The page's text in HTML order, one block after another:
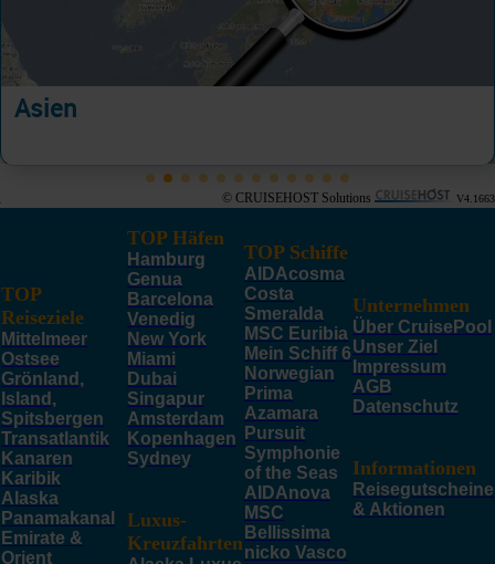
Asien
© CRUISEHOST Solutions V4.1663
TOP
Reiseziele
Mittelmeer
Ostsee
Grönland,
Island,
Spitsbergen
Transatlantik
Kanaren
Karibik
Alaska
Panamakanal
Emirate &
Orient
TOP Häfen
Hamburg
Genua
Barcelona
Venedig
New York
Miami
Dubai
Singapur
Amsterdam
Kopenhagen
Sydney
Luxus-
Kreuzfahrten
TOP Schiffe
AIDAcosma
Costa
Smeralda
MSC Euribia
Mein Schiff 6
Norwegian
Prima
Azamara
Pursuit
Symphonie
of the Seas
AIDAnova
MSC
Bellissima
nicko Vasco
Unternehmen
Über CruisePool
Unser Ziel
Impressum
AGB
Datenschutz
Informationen
Reisegutscheine
& Aktionen